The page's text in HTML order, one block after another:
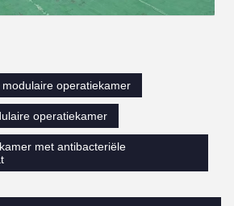
operatiekamer
operatiekamer
met antibacteriële